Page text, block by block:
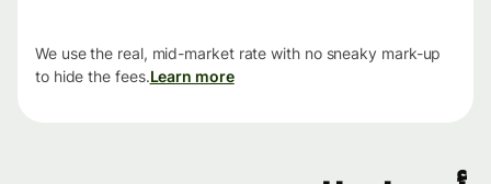
We use the real, mid-market rate with no sneaky mark-up
to hide the fees.Learn more